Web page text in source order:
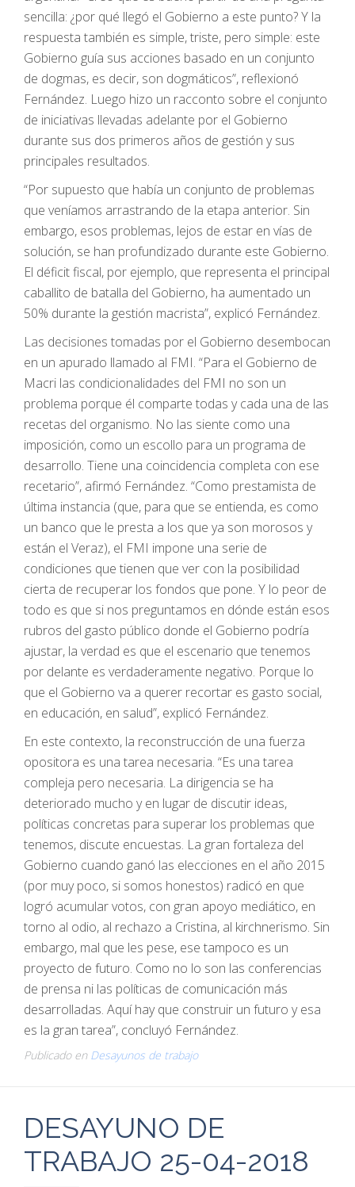
sencilla: ¿por qué llegó el Gobierno a este punto? Y la
respuesta también es simple, triste, pero simple: este
Gobierno guía sus acciones basado en un conjunto
de dogmas, es decir, son dogmáticos”, reflexionó
Fernández. Luego hizo un racconto sobre el conjunto
de iniciativas llevadas adelante por el Gobierno
durante sus dos primeros años de gestión y sus
principales resultados.
“Por supuesto que había un conjunto de problemas
que veníamos arrastrando de la etapa anterior. Sin
embargo, esos problemas, lejos de estar en vías de
solución, se han profundizado durante este Gobierno.
El déficit fiscal, por ejemplo, que representa el principal
caballito de batalla del Gobierno, ha aumentado un
50% durante la gestión macrista”, explicó Fernández.
Las decisiones tomadas por el Gobierno desembocan
en un apurado llamado al FMI. “Para el Gobierno de
Macri las condicionalidades del FMI no son un
problema porque él comparte todas y cada una de las
recetas del organismo. No las siente como una
imposición, como un escollo para un programa de
desarrollo. Tiene una coincidencia completa con ese
recetario”, afirmó Fernández. “Como prestamista de
última instancia (que, para que se entienda, es como
un banco que le presta a los que ya son morosos y
están el Veraz), el FMI impone una serie de
condiciones que tienen que ver con la posibilidad
cierta de recuperar los fondos que pone. Y lo peor de
todo es que si nos preguntamos en dónde están esos
rubros del gasto público donde el Gobierno podría
ajustar, la verdad es que el escenario que tenemos
por delante es verdaderamente negativo. Porque lo
que el Gobierno va a querer recortar es gasto social,
en educación, en salud”, explicó Fernández.
En este contexto, la reconstrucción de una fuerza
opositora es una tarea necesaria. “Es una tarea
compleja pero necesaria. La dirigencia se ha
deteriorado mucho y en lugar de discutir ideas,
políticas concretas para superar los problemas que
tenemos, discute encuestas. La gran fortaleza del
Gobierno cuando ganó las elecciones en el año 2015
(por muy poco, si somos honestos) radicó en que
logró acumular votos, con gran apoyo mediático, en
torno al odio, al rechazo a Cristina, al kirchnerismo. Sin
embargo, mal que les pese, ese tampoco es un
proyecto de futuro. Como no lo son las conferencias
de prensa ni las políticas de comunicación más
desarrolladas. Aquí hay que construir un futuro y esa
es la gran tarea”, concluyó Fernández.
Publicado en Desayunos de trabajo
DESAYUNO DE
TRABAJO 25-04-2018